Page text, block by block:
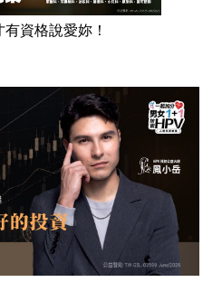
資格說愛妳！